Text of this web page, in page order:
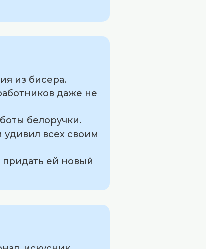
из бисера.
даже не
белоручки.
всех своим
придать ей новый